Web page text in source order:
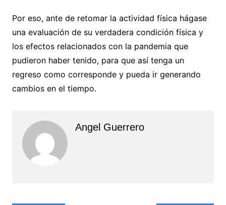
Por eso, ante de retomar la actividad física hágase
una evaluación de su verdadera condición física y
los efectos relacionados con la pandemia que
pudieron haber tenido, para que así tenga un
regreso como corresponde y pueda ir generando
cambios en el tiempo.
Angel Guerrero